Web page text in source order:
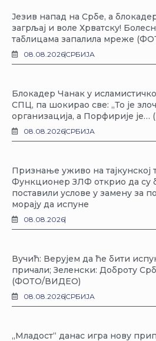
Језив напад на Србе, а
загрљај и воле Хрватску!
таблицама запалила мреже
08.08.2026СРБИЈА
Блокадер Чанак у
СПЦ, па шокирао све: „То је
организација, а Порфирије
08.08.2026СРБИЈА
Признање уживо на тајкунској
Функционер ЗЛФ открио да су
поставили услове у замену за
морају да испуне
08.08.2026
Вучић: Верујем да ће бити
причали; Зеленски: Доброту
(ФОТО/ВИДЕО)
08.08.2026СРБИЈА
„Младост“ данас игра нову